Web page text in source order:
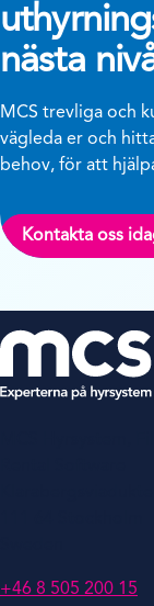
nästa
MCS trevliga och
vägleda er och
behov, för att
Kontakta oss
+46 8 505 200 15